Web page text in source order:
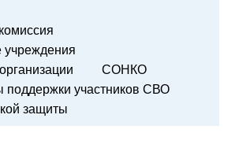
СОНКО
участников СВО
защиты